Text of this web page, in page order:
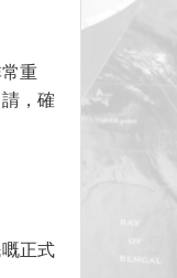
重
，確
正式